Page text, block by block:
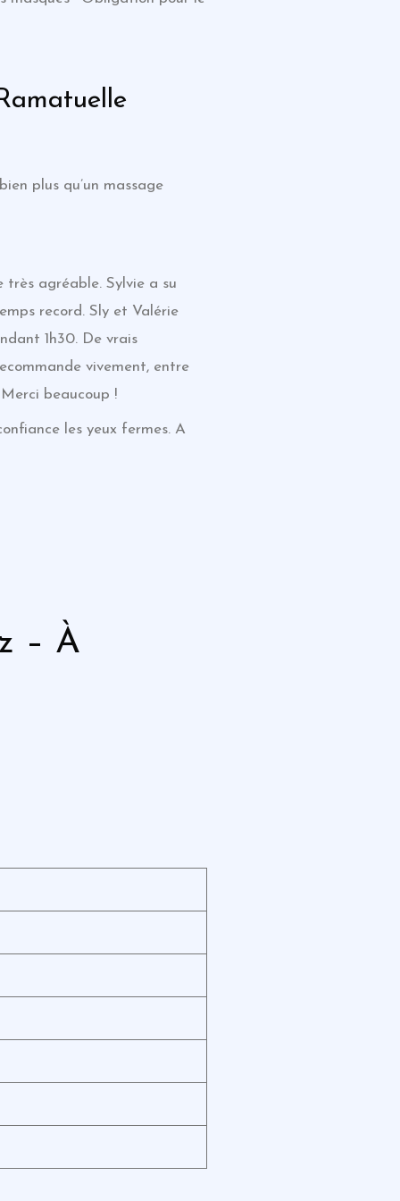
plus qu’un massage
très agréable. Sylvie a su
record. Sly et Valérie
1h30. De vrais
vivement, entre
beaucoup !
les yeux fermes. A
– À